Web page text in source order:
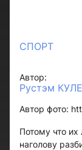
СПОРТ
Автор:
Рустэм
Автор фото:
Потому что
наголову